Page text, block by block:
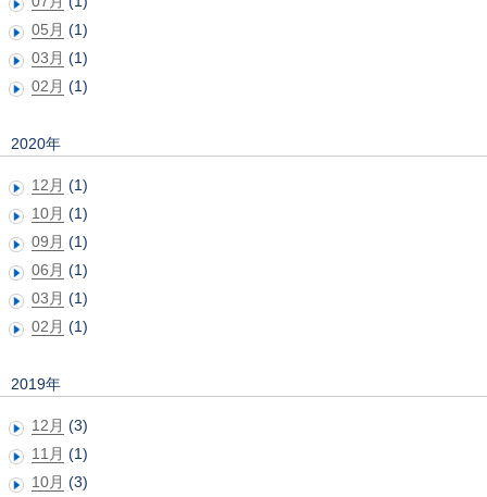
05月 (1)
03月 (1)
02月 (1)
2020年
12月 (1)
10月 (1)
09月 (1)
06月 (1)
03月 (1)
02月 (1)
2019年
12月 (3)
11月 (1)
10月 (3)